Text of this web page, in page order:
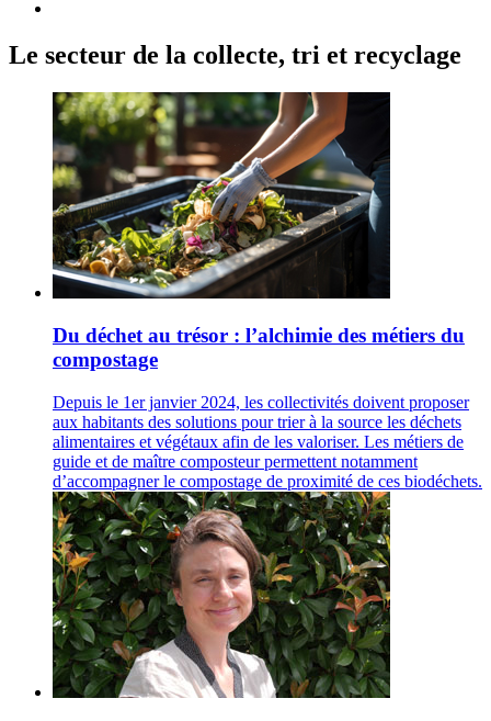
Le secteur de la collecte, tri et recyclage
Du déchet au trésor : l’alchimie des métiers du
compostage
Depuis le 1er janvier 2024, les collectivités doivent proposer
aux habitants des solutions pour trier à la source les déchets
alimentaires et végétaux afin de les valoriser. Les métiers de
guide et de maître composteur permettent notamment
d’accompagner le compostage de proximité de ces biodéchets.